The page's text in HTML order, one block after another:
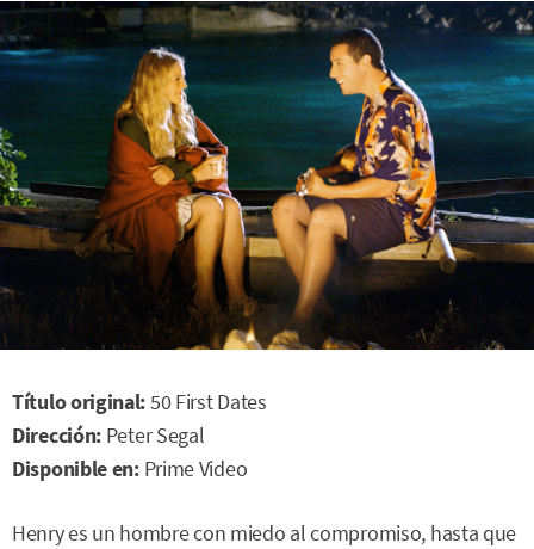
Título original:50 First Dates
Dirección: Peter Segal
Disponible en: Prime Video
Henry es un hombre con miedo al compromiso, hasta que